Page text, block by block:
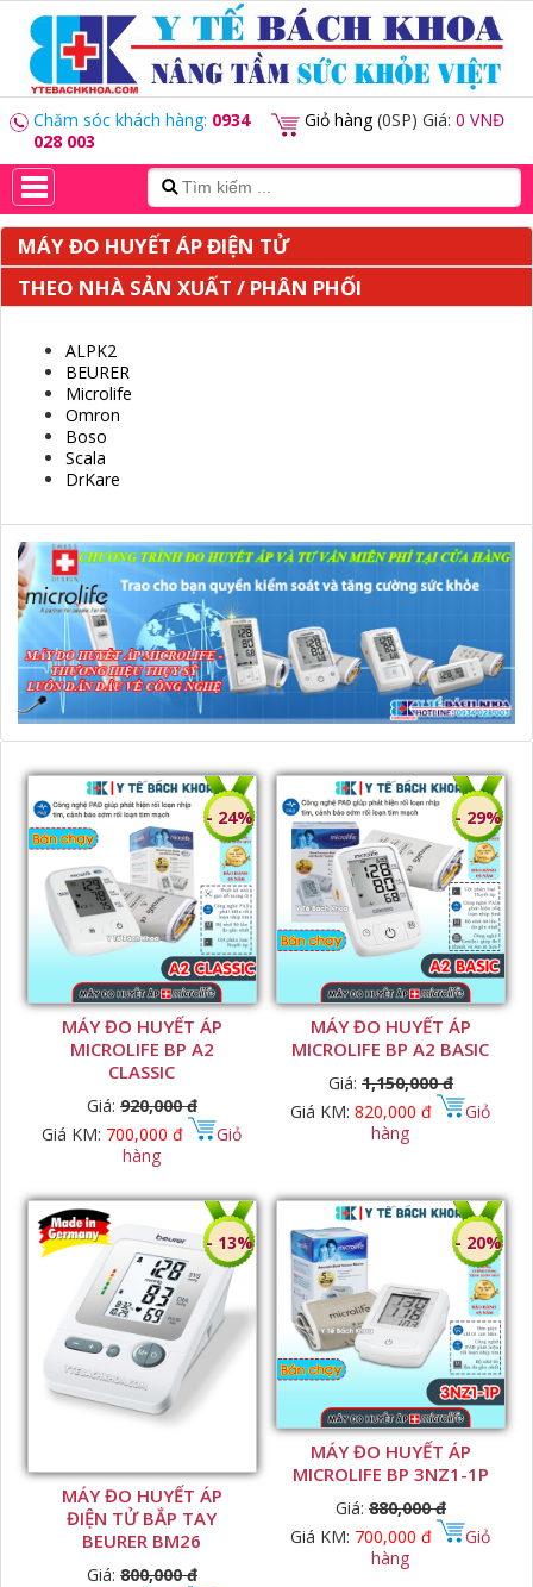
Chăm sóc khách hàng: 0934
028 003
Giỏ hàng(0SP) Giá: 0 VNĐ
MÁY ĐO HUYẾT ÁP ĐIỆN TỬ
THEO NHÀ SẢN XUẤT / PHÂN PHỐI
ALPK2
BEURER
Microlife
Omron
Boso
Scala
DrKare
MÁY ĐO HUYẾT ÁP
MICROLIFE BP A2
CLASSIC
Giá: 920,000 đ
Giá KM: 700,000 đ
Giỏ
hàng
- 24%
MÁY ĐO HUYẾT ÁP
MICROLIFE BP A2 BASIC
Giá: 1,150,000 đ
Giá KM:820,000 đ
Giỏ
hàng
- 29%
MÁY ĐO HUYẾT ÁP
ĐIỆN TỬ BẮP TAY
BEURER BM26
Giá: 800,000 đ
- 13%
MÁY ĐO HUYẾT ÁP
MICROLIFE BP 3NZ1-1P
Giá: 880,000 đ
Giá KM: 700,000 đ
Giỏ
hàng
- 20%